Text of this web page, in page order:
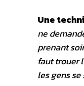
Une
ne
prenant
faut trouer
les gens